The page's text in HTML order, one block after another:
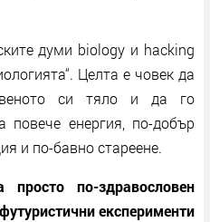
думи biology и hacking
Целта е човек да
си тяло и да го
повече енергия, по-добър
и по-бавно стареене.
по-здравословен
експерименти